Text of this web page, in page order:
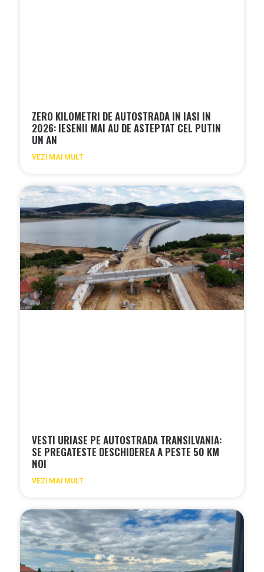
ZERO KILOMETRI DE AUTOSTRADA IN IASI IN
2026: IESENII MAI AU DE ASTEPTAT CEL PUTIN
UN AN
VEZI MAI MULT
VESTI URIASE PE AUTOSTRADA TRANSILVANIA:
SE PREGATESTE DESCHIDEREA A PESTE 50 KM
NOI
VEZI MAI MULT